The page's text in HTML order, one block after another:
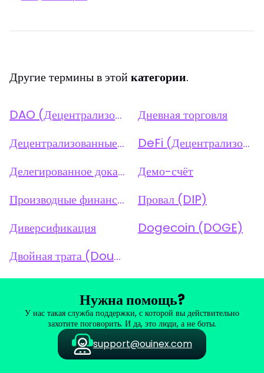
Другие термины в этойкатегории.
DAO (Децентрализованная автономная организация)
Дневная торговля
Децентрализованные приложения (dApps)
DeFi (Децентрализованные финансы)
Делегированное доказательство доли (DPoS)
Демо-счёт
Производные финансовые инструменты
Провал (DIP)
Диверсификация
Dogecoin (DOGE)
Двойная трата (Double-Spending)
Нужна помощь?
У нас такая служба поддержки, с которой вы действительно
захотите поговорить. И да, это люди, а не боты.
support@ouinex.com